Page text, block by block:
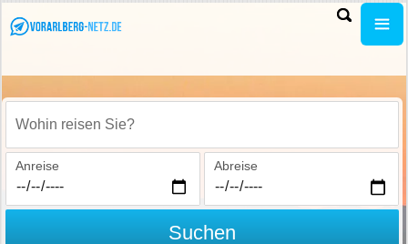
Wohin reisen Sie?
Anreise Abreise
Suchen